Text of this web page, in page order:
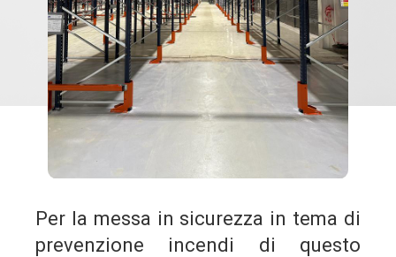
Per la messa in sicurezza in tema di
prevenzione incendi di questo